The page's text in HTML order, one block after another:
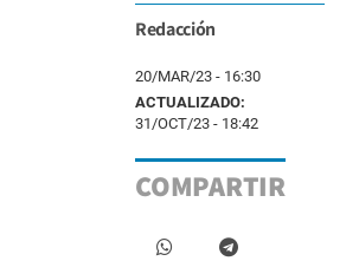
Redacción
20/MAR/23 - 16:30
ACTUALIZADO:
31/OCT/23 - 18:42
COMPARTIR